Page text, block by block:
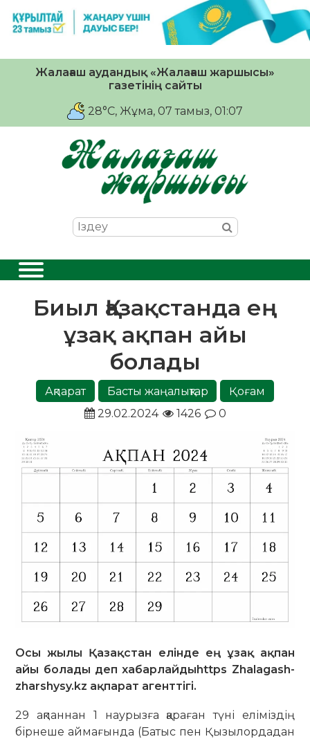
Жалағаш аудандық «Жалағаш жаршысы»
газетінің сайты
28°C, Жұма, 07 тамыз, 01:07
Биыл Қазақстанда ең
ұзақ ақпан айы
болады
Ақпарат Басты жаңалықтар
Қоғам
29.02.2024
1426 0
Осы жылы Қазақстан елінде ең ұзақ ақпан
айы болады деп хабарлайдыhttps Zhalagash-
zharshysy.kz ақпарат агенттігі.
29 ақпаннан 1 наурызға қараған түні еліміздің
бірнеше аймағында (Батыс пен Қызылордадан